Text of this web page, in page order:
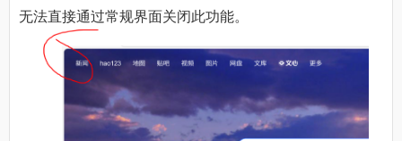
无法直接通过常规界面关闭此功能。